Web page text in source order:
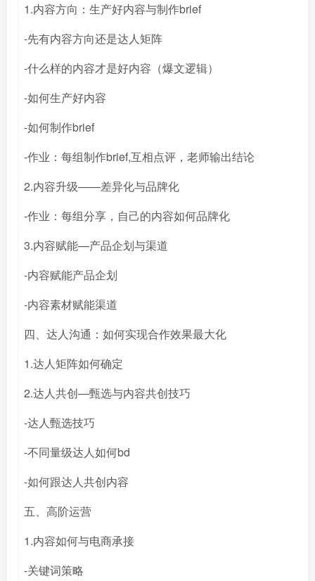
1.内容方向：生产好内容与制作brief
-先有内容方向还是达人矩阵
-什么样的内容才是好内容（爆文逻辑）
-如何生产好内容
-如何制作brief
-作业：每组制作brief,互相点评，老师输出结论
2.内容升级——差异化与品牌化
-作业：每组分享，自己的内容如何品牌化
3.内容赋能—产品企划与渠道
-内容赋能产品企划
-内容素材赋能渠道
四、达人沟通：如何实现合作效果最大化
1.达人矩阵如何确定
2.达人共创—甄选与内容共创技巧
-达人甄选技巧
-不同量级达人如何bd
-如何跟达人共创内容
五、高阶运营
1.内容如何与电商承接
-关键词策略